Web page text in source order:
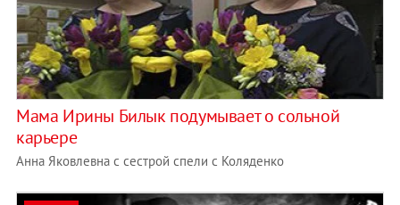
Мама Ирины Билык подумывает о сольной
карьере
Анна Яковлевна с сестрой спели с Коляденко